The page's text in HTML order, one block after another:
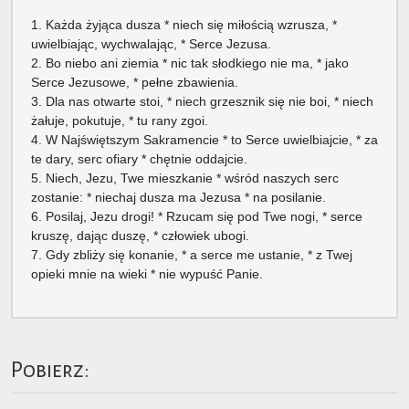
1. Każda żyjąca dusza * niech się miłością wzrusza, *
uwielbiając, wychwalając, * Serce Jezusa.
2. Bo niebo ani ziemia * nic tak słodkiego nie ma, * jako
Serce Jezusowe, * pełne zbawienia.
3. Dla nas otwarte stoi, * niech grzesznik się nie boi, * niech
żałuje, pokutuje, * tu rany zgoi.
4. W Najświętszym Sakramencie * to Serce uwielbiajcie, * za
te dary, serc ofiary * chętnie oddajcie.
5. Niech, Jezu, Twe mieszkanie * wśród naszych serc
zostanie: * niechaj dusza ma Jezusa * na posilanie.
6. Posilaj, Jezu drogi! * Rzucam się pod Twe nogi, * serce
kruszę, dając duszę, * człowiek ubogi.
7. Gdy zbliży się konanie, * a serce me ustanie, * z Twej
opieki mnie na wieki * nie wypuść Panie.
Pobierz: